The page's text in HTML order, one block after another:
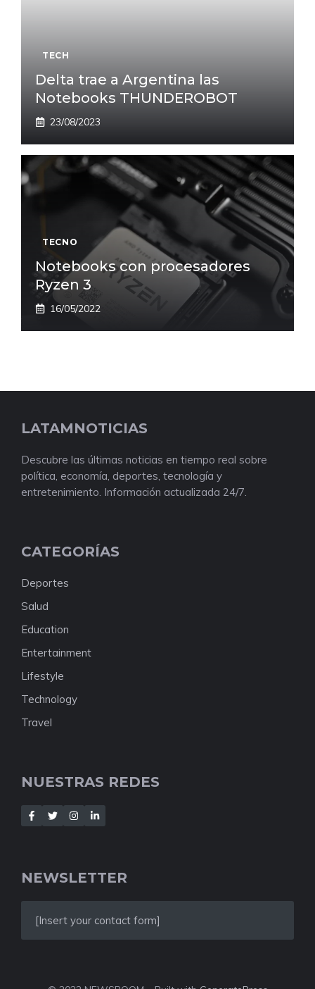
TECH
Delta trae a Argentina las
Notebooks THUNDEROBOT
23/08/2023
TECNO
Notebooks con procesadores
Ryzen 3
16/05/2022
LATAMNOTICIAS
Descubre las últimas noticias en tiempo real sobre
política, economía, deportes, tecnología y
entretenimiento. Información actualizada 24/7.
CATEGORÍAS
Deportes
Salud
Education
Entertainment
Lifestyle
Technology
Travel
NUESTRAS REDES
NEWSLETTER
[Insert your contact form]